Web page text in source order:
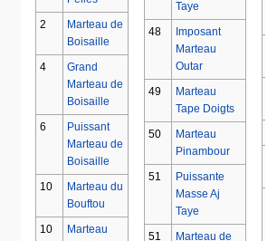
2
Marteau de
Boisaille
4
Grand
Marteau de
Boisaille
6
Puissant
Marteau de
Boisaille
10
Marteau du
Bouftou
10
Marteau
Taye
48
Imposant
Marteau
Outar
49
Marteau
Tape Doigts
50
Marteau
Pinambour
51
Puissante
Masse Aj
Taye
51
Marteau de